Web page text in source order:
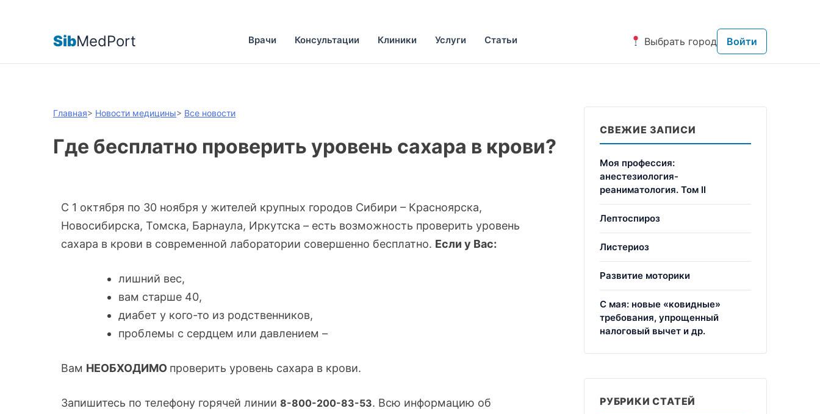
SibMedPort Врачи Консультации Клиники Услуги Статьи Выбрать город Войти
Главная> Новости медицины> Все новости
Где бесплатно проверить уровень сахара в крови?
С 1 октября по 30 ноября у жителей крупных городов Сибири – Красноярска,
Новосибирска, Томска, Барнаула, Иркутска – есть возможность проверить уровень
сахара в крови в современной лаборатории совершенно бесплатно. Если у Вас:
лишний вес,
вам старше 40,
диабет у кого-то из родственников,
проблемы с сердцем или давлением –
Вам НЕОБХОДИМО проверить уровень сахара в крови.
Запишитесь по телефону горячей линии 8-800-200-83-53. Всю информацию об
СВЕЖИЕ ЗАПИСИ
Моя профессия:
анестезиология-
реаниматология. Том II
Лептоспироз
Листериоз
Развитие моторики
С мая: новые «ковидные»
требования, упрощенный
налоговый вычет и др.
РУБРИКИ СТАТЕЙ